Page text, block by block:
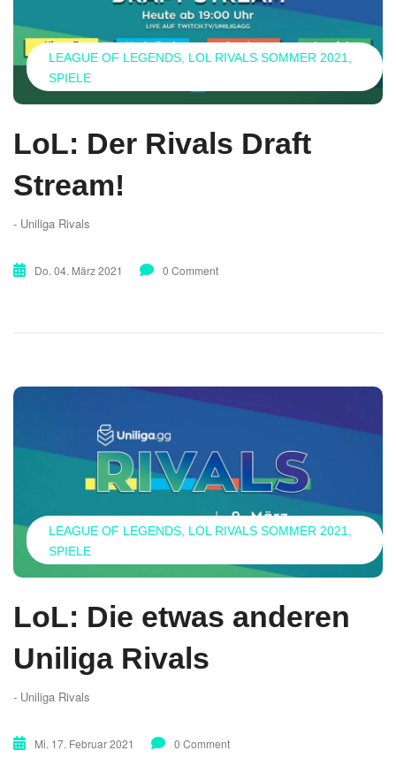
LEAGUE OF LEGENDS LOL RIVALS SOMMER 2021
SPIELE
LoL: Der Rivals Draft
Stream!
- Uniliga Rivals
Do. 04. März 2021 0 Comment
LEAGUE OF LEGENDS LOL RIVALS SOMMER 2021
SPIELE
LoL: Die etwas anderen
Uniliga Rivals
- Uniliga Rivals
Mi. 17. Februar 2021 0 Comment